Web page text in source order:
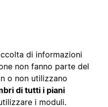
di informazioni
non fanno parte del
o non utilizzano
di tutti i piani
i moduli.